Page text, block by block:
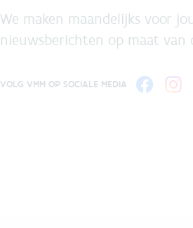
We maken maandelijks voor
nieuwsberichten op maat van
VOLG VMM OP SOCIALE MEDIA